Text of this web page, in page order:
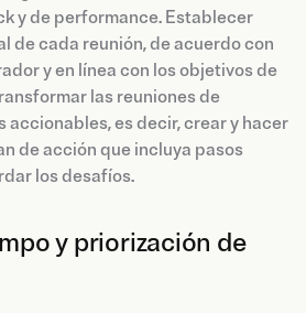
y de performance. Establecer
de cada reunión, de acuerdo con
y en línea con los objetivos de
las reuniones de
accionables, es decir, crear y hacer
de acción que incluya pasos
los desafíos.
y priorización de